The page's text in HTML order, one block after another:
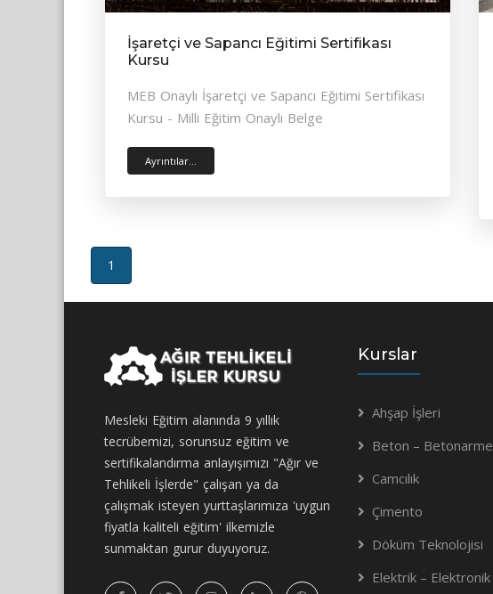
İşaretçi ve Sapancı Eğitimi Sertifikası
Kursu
MEB Onaylı İşaretçi ve Sapancı Eğitimi Sertifikası
Kursu - Milli Eğitim Onaylı Belge
Ayrıntılar...
1
Mesleki Eğitim alanında 9 yıllık
tecrübemizi, sorunsuz eğitim ve
sertifikalandırma anlayışımızı "Ağır ve
Tehlikeli İşlerde" çalışan ya da
çalışmak isteyen yurttaşlarımıza 'uygun
fiyatla kaliteli eğitim' ilkemizle
sunmaktan gurur duyuyoruz.
Kurslar
Ahşap İşleri
Beton – Betonarme
Camcılık
Çimento
Döküm Teknolojisi
Elektrik – Elektronik